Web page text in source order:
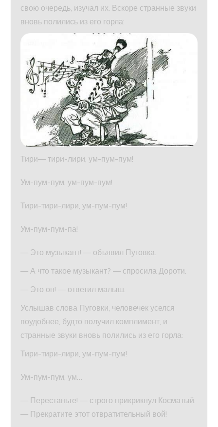
свою очередь, изучал их. Вскоре странные звуки
вновь полились из его горла:
Тири— тири-лири, ум-пум-пум!
Ум-пум-пум, ум-пум-пум!
Тири-тири-лири, ум-пум-пум!
Ум-пум-пум-па!
— Это музыкант! — объявил Пуговка.
— А что такое музыкант? — спросила Дороти.
— Это он! — ответил малыш.
Услышав слова Пуговки, человечек уселся
поудобнее, будто получил комплимент, и
странные звуки вновь полились из его горла:
Тири-тири-лири, ум-пум-пум!
Ум-пум-пум, ум…
— Перестаньте! — строго прикрикнул Косматый.
— Прекратите этот отвратительный вой!